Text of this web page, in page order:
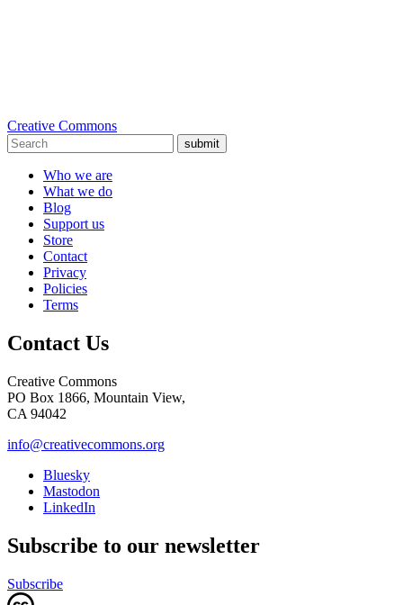
Creative Commons
submit
Who we are
What we do
Blog
Support us
Store
Contact
Privacy
Policies
Terms
Contact Us
Creative Commons
PO Box 1866, Mountain View,
CA 94042
info@creativecommons.org
Bluesky
Mastodon
LinkedIn
Subscribe to our newsletter
Subscribe